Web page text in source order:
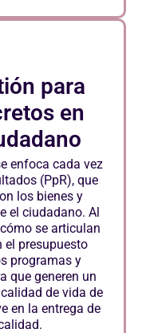
para
en
enfoca cada vez
(PpR), que
los bienes y
el ciudadano. Al
se articulan
el presupuesto
programas y
que generen un
de vida de
en la entrega de